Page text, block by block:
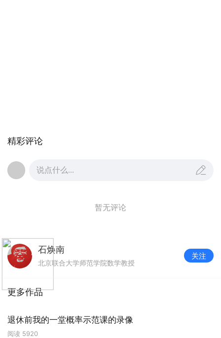
精彩评论
说点什么...
暂无评论
石焕南
北京联合大学师范学院数学教授
关注
更多作品
退休前我的一堂概率示范课的录像
阅读 5920